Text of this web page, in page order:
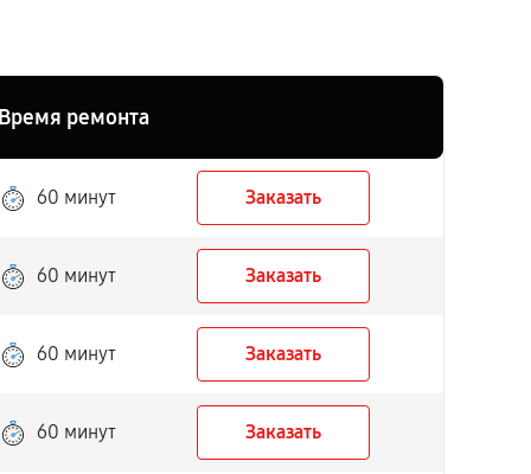
ремонта
60 минут Заказать
60 минут Заказать
60 минут Заказать
60 минут Заказать